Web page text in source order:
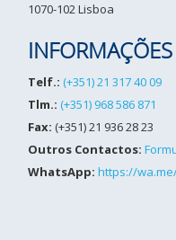
1070-102 Lisboa
INFORMAÇÕES
Telf.: (+351) 21 317 40 09
Tlm.: (+351) 968 586 871
Fax: (+351) 21 936 28 23
Outros Contactos:
WhatsApp: https://